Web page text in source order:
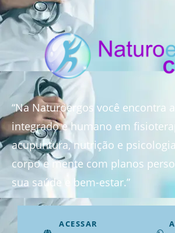
“Na Naturoergos você encontra
integrado e humano em
acupuntura, nutrição e
corpo e mente com planos
sua saúde e bem-estar.”
ACESSAR